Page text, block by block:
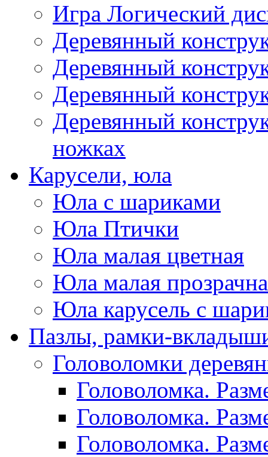
Игра Логический
Деревянный
Деревянный
Деревянный
Деревянный
ножках
Карусели, юла
Юла с шариками
Юла Птички
Юла малая цветная
Юла малая
Юла карусель с
Пазлы, рамки-
Головоломки
Головоломка.
Головоломка.
Головоломка.